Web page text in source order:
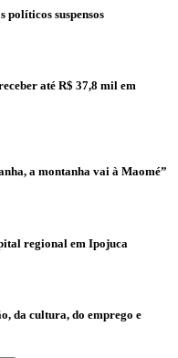
suspensos
até R$ 37,8 mil em
a montanha vai à Maomé”
regional em Ipojuca
da cultura, do emprego e